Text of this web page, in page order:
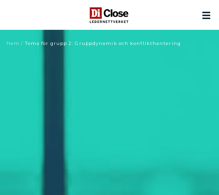
Hem / Tema för grupp 2: Gruppdynamik och konflikthantering